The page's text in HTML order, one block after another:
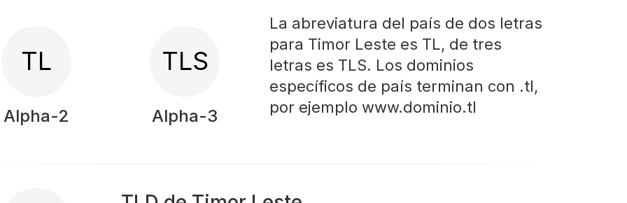
TL
Alpha-2
TLS
Alpha-3
La abreviatura del país de dos letras
para Timor Leste es TL, de tres
letras es TLS. Los dominios
específicos de país terminan con .tl,
por ejemplo www.dominio.tl